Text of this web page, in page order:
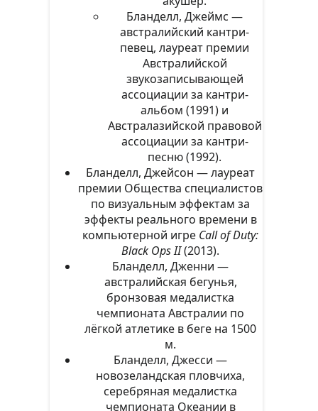
Бланделл, Джеймс —
австралийский кантри-
певец, лауреат премии
Австралийской
звукозаписывающей
ассоциации за кантри-
альбом (1991) и
Австралазийской правовой
ассоциации за кантри-
песню (1992).
Бланделл, Джейсон — лауреат
премии Общества специалистов
по визуальным эффектам за
эффекты реального времени в
компьютерной игре Call of Duty:
Black Ops II(2013).
Бланделл, Дженни —
австралийская бегунья,
бронзовая медалистка
чемпионата Австралии по
лёгкой атлетике в беге на 1500
м.
Бланделл, Джесси —
новозеландская пловчиха,
серебряная медалистка
чемпионата Океании в